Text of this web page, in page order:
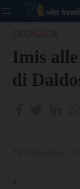
Imis
di
>